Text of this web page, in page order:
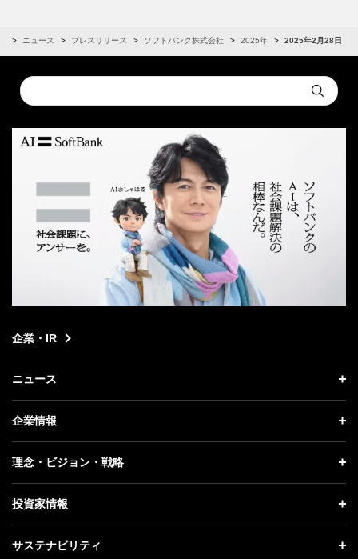
ニュース プレスリリース ソフトバンク株式会社 2025年 2025年2月28日
Conduct
a
Submit
企業・IR
ニュース
ニュース トップ
プレスリリース
更新情報
記者説明会
企業情報
企業情報 トップ
社長メッセージ
事業紹介
理念・ビジョン・戦略
理念・ビジョン・戦略 トップ
成長戦略「Activate AI for Society」
投資家情報
投資家情報 トップ
サステナビリティ